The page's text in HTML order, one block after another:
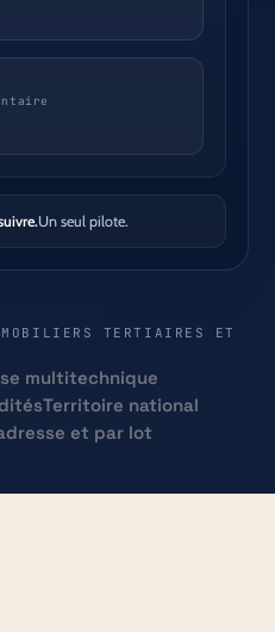
Un seul pilote.
TERTIAIRES ET
multitechnique
Territoire national
et par lot